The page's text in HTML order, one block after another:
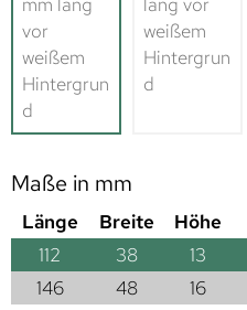
Maße in mm
Länge Breite Höhe
112
38 13
146
48 16